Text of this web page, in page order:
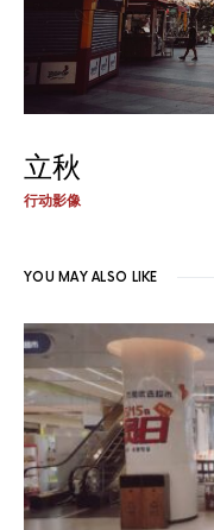
立秋
行动影像
YOU MAY ALSO LIKE